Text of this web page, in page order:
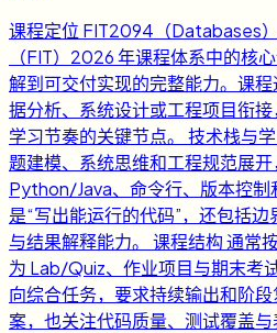
课程定位 FIT2094（Databases
（FIT）2026 年课程体系中的核
解到可交付实现的完整能力。课
据分析、系统设计或工程项目衔
学习节奏的关键节点。 技术栈与
题建模、系统思维和工程规范展
Python/Java、命令行、版本控制
是“写出能运行的代码”，还包括
与结果解释能力。 课程结构 通常
为 Lab/Quiz、作业项目与期末考
向综合任务，要求持续输出和阶
案，也关注代码质量、测试覆盖